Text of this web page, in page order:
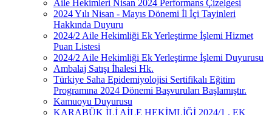
Aile Hekimleri Nisan 2024 Performans Çizelgesi
2024 Yılı Nisan - Mayıs Dönemi İl İçi Tayinleri
Hakkında Duyuru
2024/2 Aile Hekimliği Ek Yerleştirme İşlemi Hizmet
Puan Listesi
2024/2 Aile Hekimliği Ek Yerleştirme İşlemi Duyurusu
Ambalaj Satışı İhalesi Hk.
Türkiye Saha Epidemiyolojisi Sertifikalı Eğitim
Programına 2024 Dönemi Başvuruları Başlamıştır.
Kamuoyu Duyurusu
KARABÜK İLİ AİLE HEKİMLİĞİ 2024/1 . EK